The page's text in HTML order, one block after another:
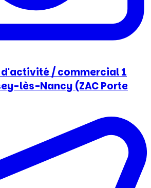
d'activité / commercial 1
lès-Nancy (ZAC Porte